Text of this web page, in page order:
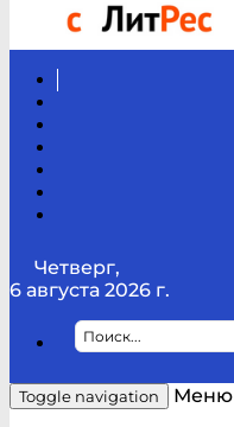
Четверг,
6 августа 2026 г.
Toggle navigation
Меню